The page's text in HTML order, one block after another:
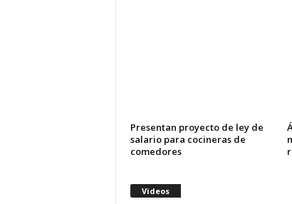
Presentan proyecto de ley de
salario para cocineras de
comedores
Videos